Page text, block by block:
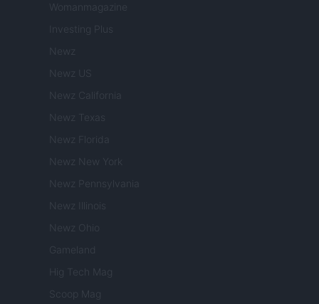
Womanmagazine
Investing Plus
Newz
Newz US
Newz California
Newz Texas
Newz Florida
Newz New York
Newz Pennsylvania
Newz Illinois
Newz Ohio
Gameland
Hig Tech Mag
Scoop Mag